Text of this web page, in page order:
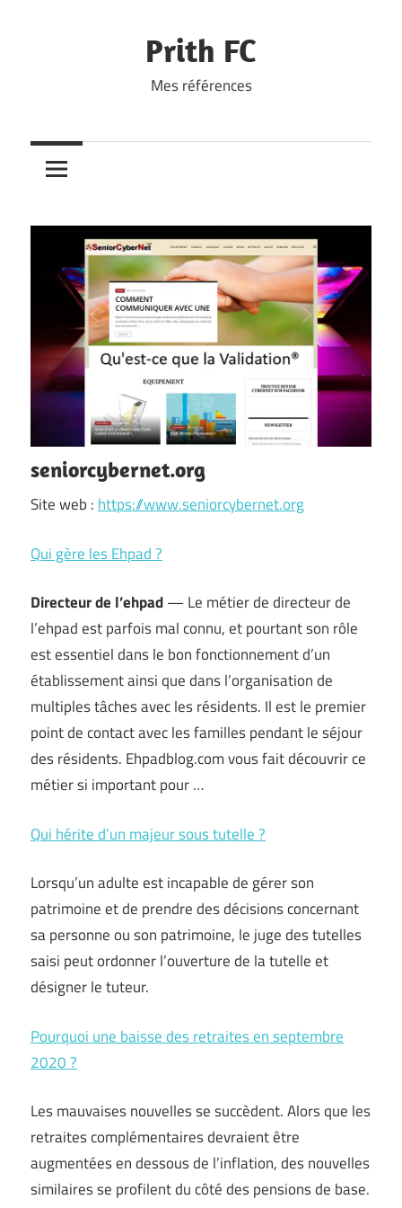
Prith FC
Mes références
seniorcybernet.org
Site web : https://www.seniorcybernet.org
Qui gère les Ehpad ?
Directeur de l’ehpad— Le métier de directeur de
l’ehpad est parfois mal connu, et pourtant son rôle
est essentiel dans le bon fonctionnement d’un
établissement ainsi que dans l’organisation de
multiples tâches avec les résidents. Il est le premier
point de contact avec les familles pendant le séjour
des résidents. Ehpadblog.com vous fait découvrir ce
métier si important pour …
Qui hérite d’un majeur sous tutelle ?
Lorsqu’un adulte est incapable de gérer son
patrimoine et de prendre des décisions concernant
sa personne ou son patrimoine, le juge des tutelles
saisi peut ordonner l’ouverture de la tutelle et
désigner le tuteur.
Pourquoi une baisse des retraites en septembre
2020 ?
Les mauvaises nouvelles se succèdent. Alors que les
retraites complémentaires devraient être
augmentées en dessous de l’inflation, des nouvelles
similaires se profilent du côté des pensions de base.